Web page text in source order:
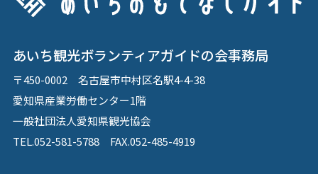
あいち観光ボランティアガイドの会事務局
〒450-0002 名古屋市中村区名駅4-4-38
愛知県産業労働センター1階
一般社団法人愛知県観光協会
TEL.052-581-5788 FAX.052-485-4919